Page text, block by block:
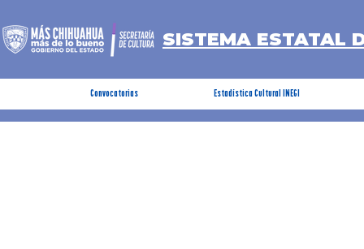
SISTEMA ESTATAL
Convocatorias Estadística Cultural INEGI